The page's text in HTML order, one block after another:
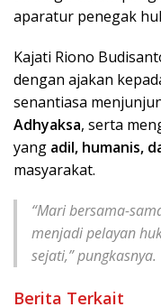
aparatur penegak
Kajati Riono
dengan ajakan
senantiasa
Adhyaksa, serta
yang adil, humanis,
masyarakat.
“Mari bersama-
menjadi pelayan
sejati,” pungkasnya.
Berita Terkait